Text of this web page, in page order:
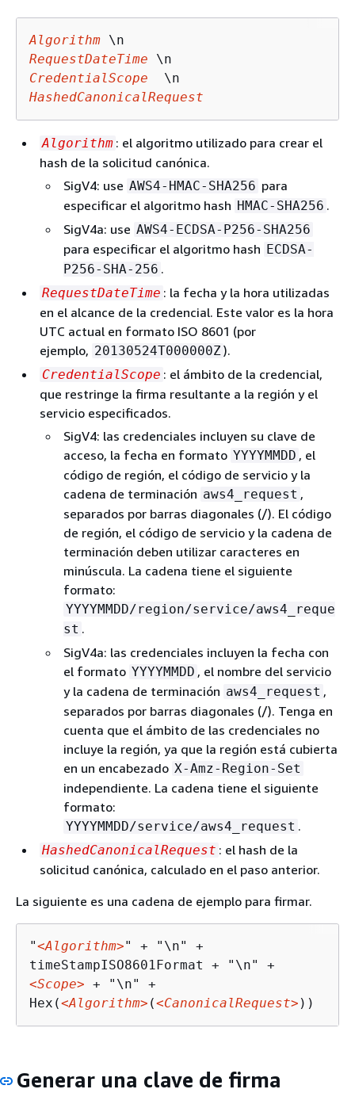
Algorithm
RequestDateTime
CredentialScope
HashedCanonicalRequest
Algorithm : el algoritmo utilizado para crear el
hash de la solicitud canónica.
SigV4: use AWS4-HMAC-SHA256 para
especificar el algoritmo hash HMAC-SHA256 .
SigV4a: use AWS4-ECDSA-P256-SHA256
para especificar el algoritmo hash ECDSA-
P256-SHA-256 .
RequestDateTime : la fecha y la hora utilizadas
en el alcance de la credencial. Este valor es la hora
UTC actual en formato ISO 8601 (por
ejemplo, 20130524T000000Z ).
CredentialScope : el ámbito de la credencial,
que restringe la firma resultante a la región y el
servicio especificados.
SigV4: las credenciales incluyen su clave de
acceso, la fecha en formato YYYYMMDD , el
código de región, el código de servicio y la
cadena de terminación aws4_request ,
separados por barras diagonales (/). El código
de región, el código de servicio y la cadena de
terminación deben utilizar caracteres en
minúscula. La cadena tiene el siguiente
formato:
YYYYMMDD/region/service/aws4_reque
st .
SigV4a: las credenciales incluyen la fecha con
el formato YYYYMMDD , el nombre del servicio
y la cadena de terminación aws4_request ,
separados por barras diagonales (/). Tenga en
cuenta que el ámbito de las credenciales no
incluye la región, ya que la región está cubierta
en un encabezado X-Amz-Region-Set
independiente. La cadena tiene el siguiente
formato:
YYYYMMDD/service/aws4_request .
HashedCanonicalRequest : el hash de la
solicitud canónica, calculado en el paso anterior.
La siguiente es una cadena de ejemplo para firmar.
"<Algorithm>" + "\n" +
<Scope> + "\n" +
Hex(<Algorithm> (<CanonicalRequest> ))
Generar una clave de firma